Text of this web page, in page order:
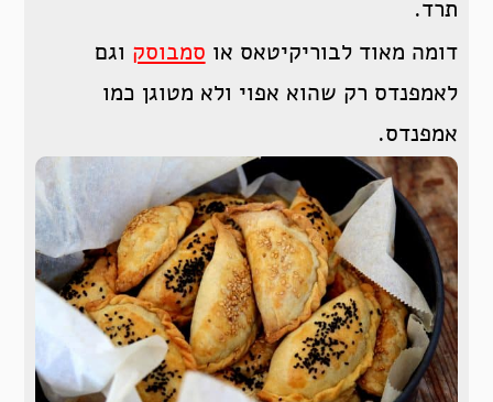
תרד.
דומה מאוד לבוריקיטאס או סמבוסק וגם
לאמפנדס רק שהוא אפוי ולא מטוגן כמו
אמפנדס.